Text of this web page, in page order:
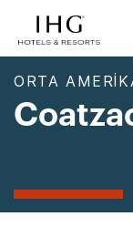
ORTA